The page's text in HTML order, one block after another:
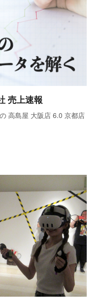
売上速報
高島屋 大阪店 6.0 京都店